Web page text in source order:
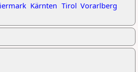
Kärnten Tirol Vorarlberg